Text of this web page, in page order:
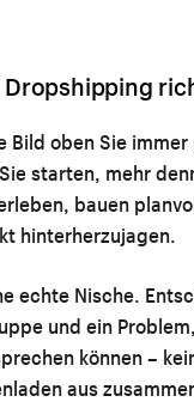
Dropshipping
Bild oben Sie
starten, mehr
bauen
hinterherzujagen.
echte Nische.
und ein
können –
aus